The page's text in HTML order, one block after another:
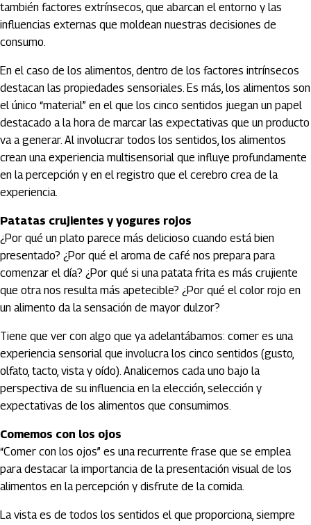
también factores extrínsecos, que abarcan el entorno y las
influencias externas que moldean nuestras decisiones de
consumo.
En el caso de los alimentos, dentro de los factores intrínsecos
destacan las propiedades sensoriales. Es más, los alimentos son
el único “material” en el que los cinco sentidos juegan un papel
destacado a la hora de marcar las expectativas que un producto
va a generar. Al involucrar todos los sentidos, los alimentos
crean una experiencia multisensorial que influye profundamente
en la percepción y en el registro que el cerebro crea de la
experiencia.
Patatas crujientes y yogures rojos
¿Por qué un plato parece más delicioso cuando está bien
presentado? ¿Por qué el aroma de café nos prepara para
comenzar el día? ¿Por qué si una patata frita es más crujiente
que otra nos resulta más apetecible? ¿Por qué el color rojo en
un alimento da la sensación de mayor dulzor?
Tiene que ver con algo que ya adelantábamos: comer es una
experiencia sensorial que involucra los cinco sentidos (gusto,
olfato, tacto, vista y oído). Analicemos cada uno bajo la
perspectiva de su influencia en la elección, selección y
expectativas de los alimentos que consumimos.
Comemos con los ojos
“Comer con los ojos” es una recurrente frase que se emplea
para destacar la importancia de la presentación visual de los
alimentos en la percepción y disfrute de la comida.
La vista es de todos los sentidos el que proporciona, siempre